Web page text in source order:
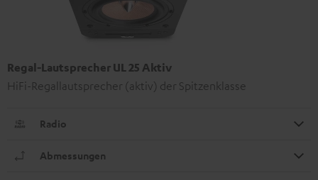
Regal-Lautsprecher UL 25 Aktiv
HiFi-Regallautsprecher (aktiv) der Spitzenklasse
Radio
Abmessungen